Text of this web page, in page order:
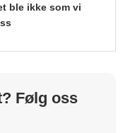
ble ikke som vi
Følg oss